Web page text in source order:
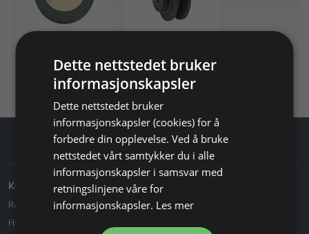
og tilbehør
steinslipemaskiner
KONTAKT OSS
Ravstedhus - Edeltek AS
Husvikveien 14, 1 etasje
KUNDESERVICE
Kontakt oss
Heving av kjøpsavtale
Dette nettstedet bruker
informasjonskapsler
Dette nettstedet bruker
informasjonskapsler (cookies) for å
forbedre din opplevelse. Ved å bruke
nettstedet vårt samtykker du i alle
informasjonskapsler i samsvar med
retningslinjene våre for
informasjonskapsler. Les mer